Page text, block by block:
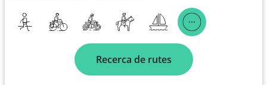
Recerca de rutes